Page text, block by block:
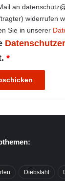
an
widerrufen
Sie in unserer
*
Diebstahl